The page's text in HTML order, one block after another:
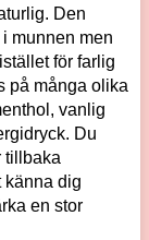
Den
munnen men
för farlig
på många olika
vanlig
Du
tillbaka
känna dig
en stor